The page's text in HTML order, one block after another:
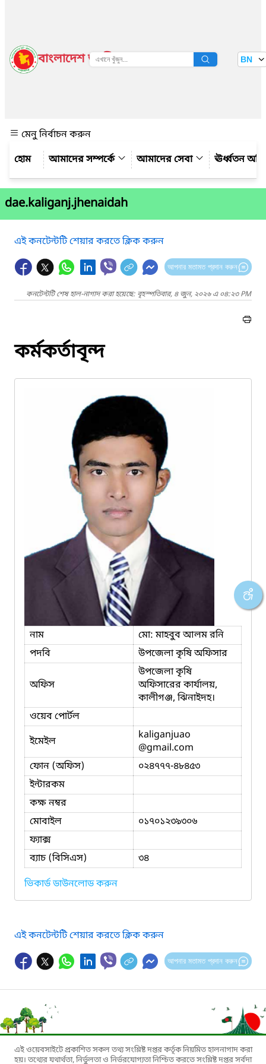
বাংলাদেশ জাতীয় তথ্য বাতায়ন BN
মেনু নির্বাচন করুন
আমাদের সম্পর্কে
আমাদের সেবা ঊর্ধ্বতন
dae.kaliganj.jhenaidah
এই কনটেন্টটি শেয়ার করতে ক্লিক করুন
আপনার মতামত প্রদান করুন
কনটেন্টটি শেষ হাল-নাগাদ করা হয়েছে: বৃহস্পতিবার, ৪ জুন, ২০২৬ এ ০৪:২৩ PM
কর্মকর্তাবৃন্দ
নাম
মো: মাহবুব আলম রনি
পদবি
উপজেলা কৃষি অফিসার
অফিস
উপজেলা কৃষি
অফিসারের কার্যালয়,
কালীগঞ্জ, ঝিনাইদহ।
ওয়েব পোর্টল
ইমেইল
kaliganjuao
@gmail.com
ফোন (অফিস)
০২৪৭৭৭-৪৮৪৫৩
ইন্টারকম
কক্ষ নম্বর
মোবাইল
০১৭০১২৩৯৩০৬
ফ্যাক্স
ব্যাচ (বিসিএস)
৩৪
ভিকার্ড ডাউনলোড করুন
এই কনটেন্টটি শেয়ার করতে ক্লিক করুন
আপনার মতামত প্রদান করুন
এই ওয়েবসাইটে প্রকাশিত সকল তথ্য সংশ্লিষ্ট দপ্তর কর্তৃক নিয়মিত হালনাগাদ করা
হয়। তথ্যের যথার্থতা, নির্ভুলতা ও নির্ভরযোগ্যতা নিশ্চিত করতে সংশ্লিষ্ট দপ্তর সর্বদা